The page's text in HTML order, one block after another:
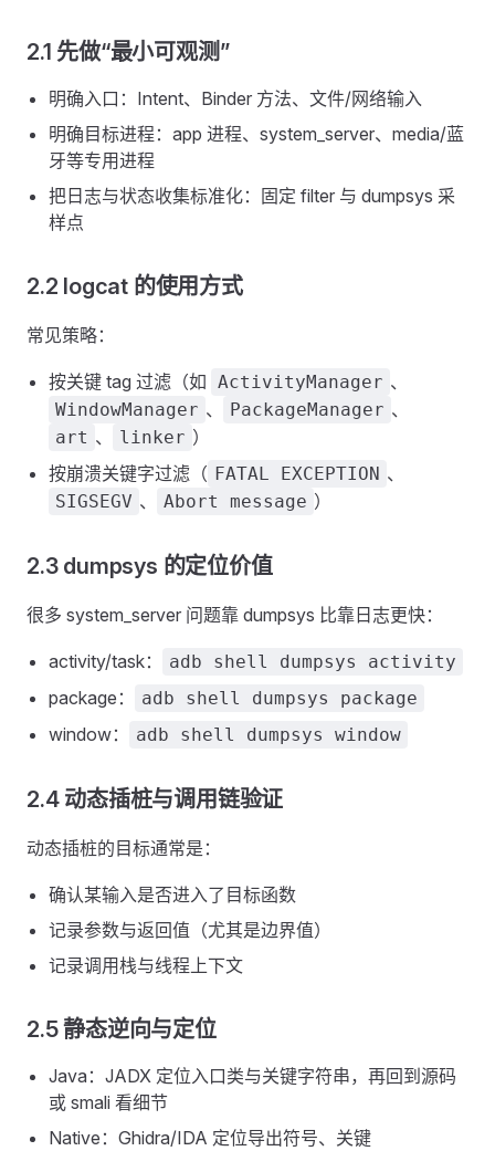
2.1 先做“最小可观测”
明确入口：Intent、Binder 方法、文件/网络输入
明确目标进程：app 进程、system_server、media/蓝
牙等专用进程
把日志与状态收集标准化：固定 filter 与 dumpsys 采
样点
2.2 logcat 的使用方式
常见策略：
按关键 tag 过滤（如 ActivityManager 、
WindowManager 、 PackageManager 、
art 、 linker ）
按崩溃关键字过滤（ FATAL EXCEPTION 、
SIGSEGV 、 Abort message ）
2.3 dumpsys 的定位价值
很多 system_server 问题靠 dumpsys 比靠日志更快：
activity/task： adb shell dumpsys activity
package： adb shell dumpsys package
window： adb shell dumpsys window
2.4 动态插桩与调用链验证
动态插桩的目标通常是：
确认某输入是否进入了目标函数
记录参数与返回值（尤其是边界值）
记录调用栈与线程上下文
2.5 静态逆向与定位
Java：JADX 定位入口类与关键字符串，再回到源码
或 smali 看细节
Native：Ghidra/IDA 定位导出符号、关键